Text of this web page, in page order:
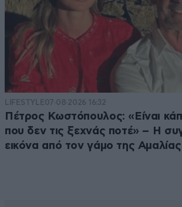
LIFESTYLE07·08·2026 16:32
Πέτρος Κωστόπουλος: «Είναι
που δεν τις ξεχνάς ποτέ» – Η
εικόνα από τον γάμο της Αμαλίας